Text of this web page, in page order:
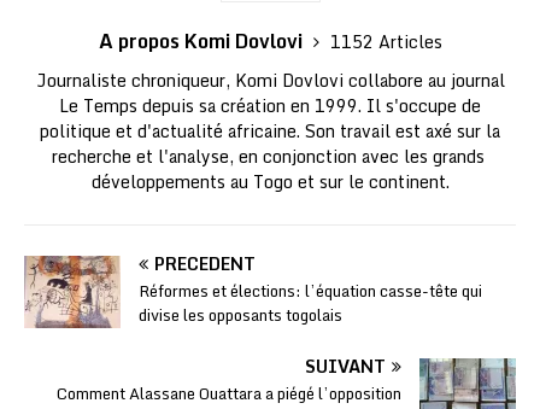
A propos Komi Dovlovi
1152 Articles
Journaliste chroniqueur, Komi Dovlovi collabore au journal
Le Temps depuis sa création en 1999. Il s'occupe de
politique et d'actualité africaine. Son travail est axé sur la
recherche et l'analyse, en conjonction avec les grands
développements au Togo et sur le continent.
PRÉCÉDENT
Réformes et élections: l’équation casse-tête qui
divise les opposants togolais
SUIVANT
Comment Alassane Ouattara a piégé l’opposition